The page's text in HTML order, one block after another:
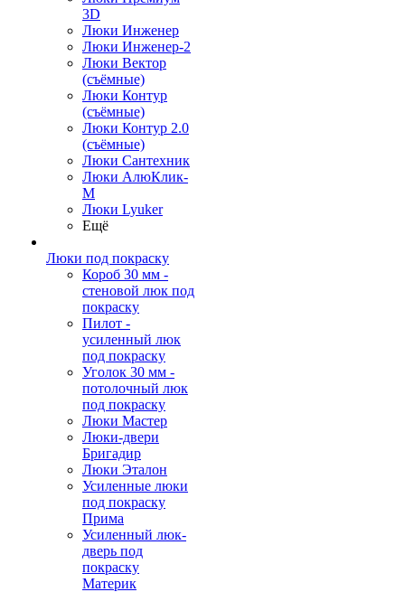
3D
Люки Инженер
Люки Инженер-2
Люки Вектор
(съёмные)
Люки Контур
(съёмные)
Люки Контур 2.0
(съёмные)
Люки Сантехник
Люки АлюКлик-
М
Люки Lyuker
Ещё
Люки под покраску
Короб 30 мм -
стеновой люк под
покраску
Пилот -
усиленный люк
под покраску
Уголок 30 мм -
потолочный люк
под покраску
Люки Мастер
Люки-двери
Бригадир
Люки Эталон
Усиленные люки
под покраску
Прима
Усиленный люк-
дверь под
покраску
Материк